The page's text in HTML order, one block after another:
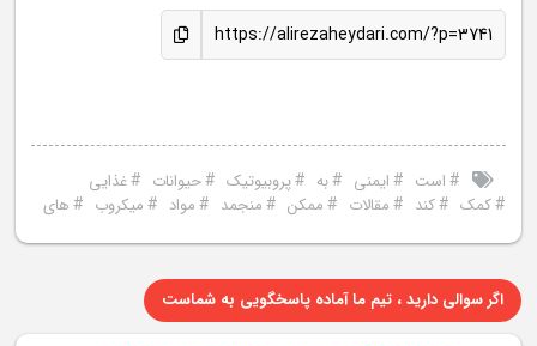
https://alirezaheydari.com/?p=3741
#است #ایمنی #به #پروبیوتیک #حیوانات #غذایی
#کمک #کند #مقالات #ممکن #منجمد #مواد #میکروب #های
اگر سوالی دارید ، تیم ما آماده پاسخگویی به شماست